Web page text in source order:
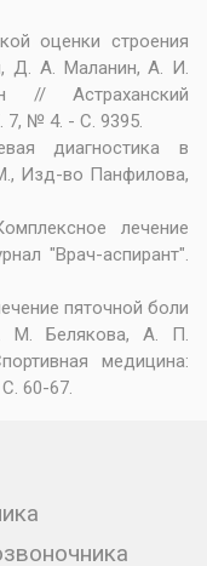
оценки строения
Д. А. Маланин, А. И.
Астраханский
7, № 4. - С. 9395.
диагностика в
Изд-во Панфилова,
лечение
"Врач-аспирант".
пяточной боли
М. Белякова, А. П.
медицина:
60-67.